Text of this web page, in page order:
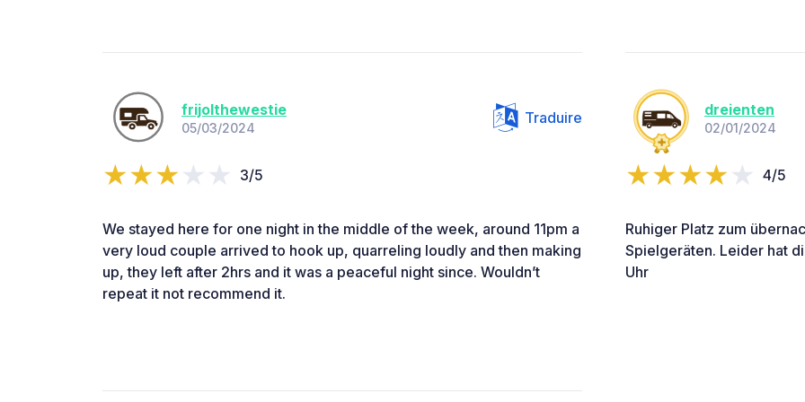
frijolthewestie
05/03/2024
Traduire
3/5
We stayed here for one night in the middle of the week, around 11pm a
very loud couple arrived to hook up, quarreling loudly and then making
up, they left after 2hrs and it was a peaceful night since. Wouldn’t
repeat it not recommend it.
dreienten
02/01/2024
4/5
Ruhiger Platz zum
Spielgeräten. Leider hat
Uhr